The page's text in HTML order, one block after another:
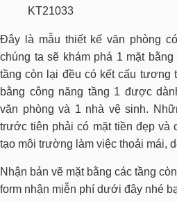
KT21033
Đây là mẫu thiết kế văn phòng
chúng ta sẽ khám phá 1 mặt
tầng còn lại đều có kết cấu tương
bằng công năng tầng 1 được
văn phòng và 1 nhà vệ sinh.
trước tiên phải có mặt tiền đẹp và
tạo môi trường làm việc thoải mái,
Nhận bản vẽ mặt bằng các tầng
form nhận miễn phí dưới đây nhé